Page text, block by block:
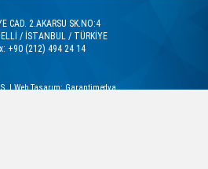
CAD. 2.AKARSU SK.NO:4
/ İSTANBUL / TÜRKİYE
+90 (212) 494 24 14
|Web Tasarım: Garantimedya